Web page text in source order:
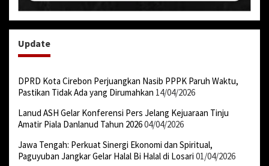
Update
DPRD Kota Cirebon Perjuangkan Nasib PPPK Paruh Waktu,
Pastikan Tidak Ada yang Dirumahkan 14/04/2026
Lanud ASH Gelar Konferensi Pers Jelang Kejuaraan Tinju
Amatir Piala Danlanud Tahun 202604/04/2026
Jawa Tengah: Perkuat Sinergi Ekonomi dan Spiritual,
Paguyuban Jangkar Gelar Halal Bi Halal di Losari 01/04/2026